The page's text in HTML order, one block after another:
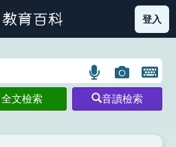
引圖示 部首索引表圖示
登入
語
言
搜
圖
片
搜
開
鍵
圖
全文檢索 音讀檢索